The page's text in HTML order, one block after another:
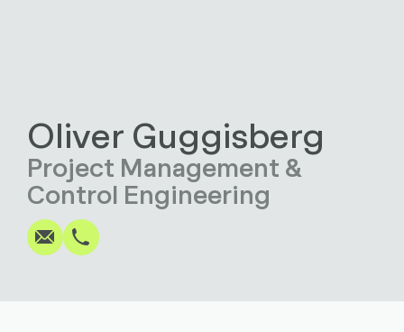
Oliver Guggisberg
Project Management &
Control Engineering
Kopieren
AnrufenKopieren